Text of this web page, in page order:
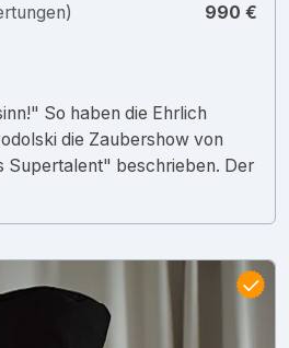
990 €
So haben die Ehrlich
die Zaubershow von
Supertalent" beschrieben. Der